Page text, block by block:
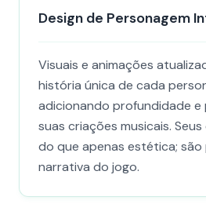
Design de Personagem
Visuais e animações
história única de cada
adicionando profundidade e
suas criações musicais.
do que apenas estética;
narrativa do jogo.